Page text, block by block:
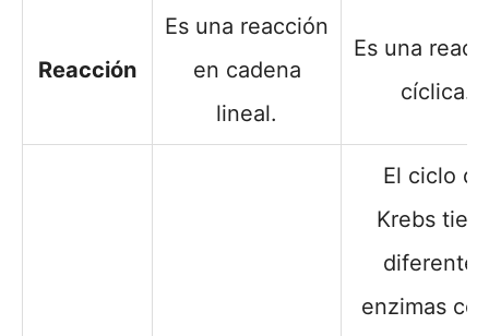
Reacción
Es una reacción
en cadena
lineal.
Es una
cíclica.
El ciclo de
Krebs
diferentes
enzimas